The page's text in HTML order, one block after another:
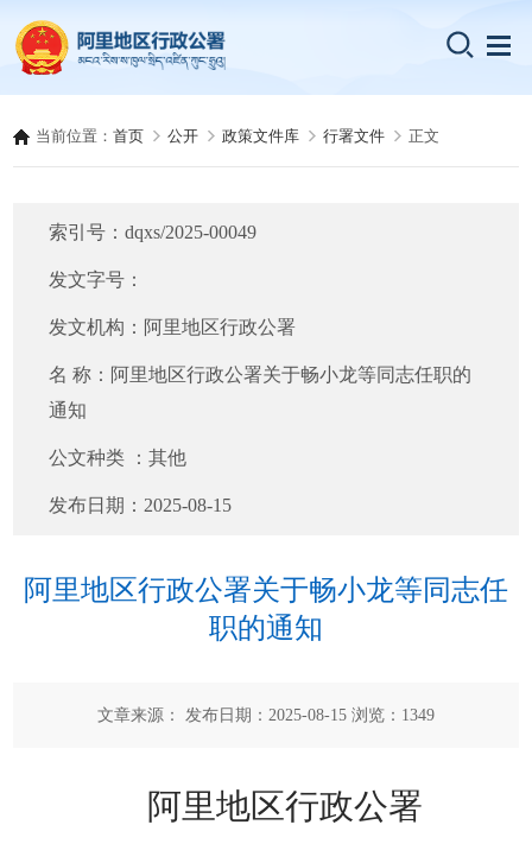
当前位置：首页 公开 政策文件库 行署文件 正文
索引号：dqxs/2025-00049
发文字号：
发文机构： 阿里地区行政公署
名 称： 阿里地区行政公署关于畅小龙等同志任职的
通知
公文种类 ：其他
发布日期： 2025-08-15
阿里地区行政公署关于畅小龙等同志任
职的通知
文章来源： 发布日期：2025-08-15 浏览： 1349
阿里地区行政公署